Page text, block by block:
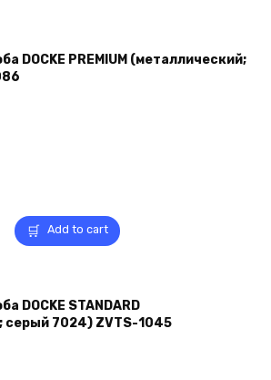
DOCKE PREMIUM (металлический;
Add to cart
DOCKE STANDARD
серый 7024) ZVTS-1045